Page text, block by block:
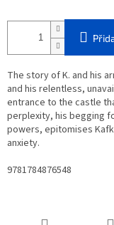
The story of K. and his
and his relentless,
entrance to the castle
perplexity, his begging
powers, epitomises
anxiety.
9781784876548